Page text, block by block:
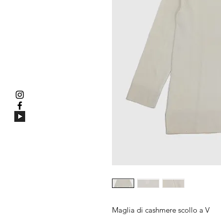
Maglia di cashmere scollo a V